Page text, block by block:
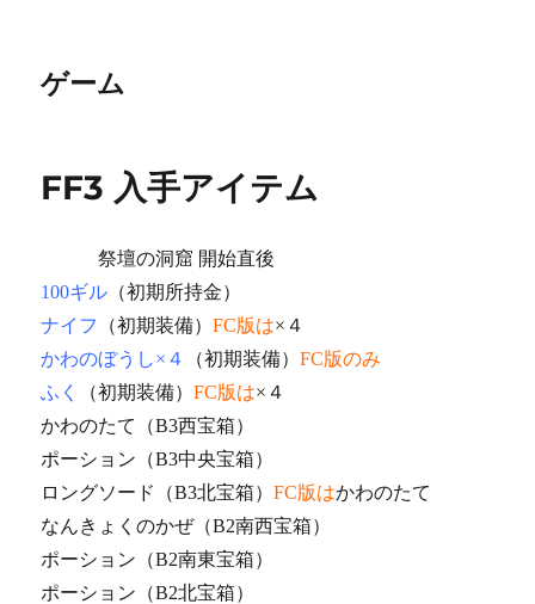
ゲーム
FF3 入手アイテム
祭壇の洞窟 開始直後
100ギル （初期所持金）
ナイフ
（初期装備）FC版は×４
かわのぼうし×４
（初期装備）FC版のみ
ふく
（初期装備）FC版は×４
かわのたて（B3西宝箱）
ポーション（B3中央宝箱）
ロングソード（B3北宝箱）FC版はかわのたて
なんきょくのかぜ（B2南西宝箱）
ポーション（B2南東宝箱）
ポーション（B2北宝箱）